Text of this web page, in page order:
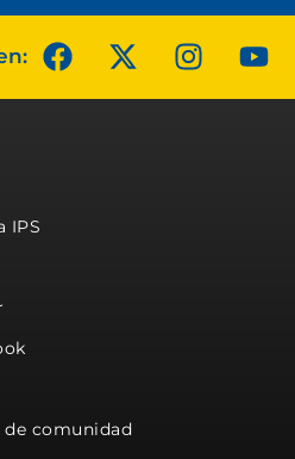
IPS
de comunidad